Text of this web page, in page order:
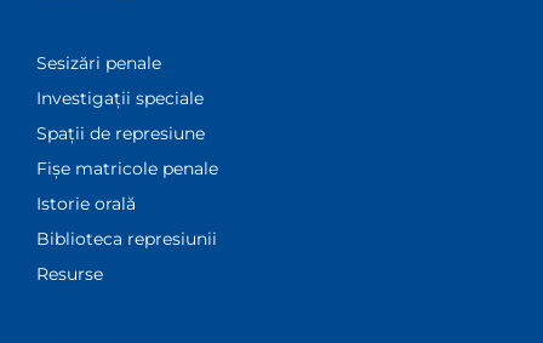
Sesizări penale
Investigații speciale
Spații de represiune
Fișe matricole penale
Istorie orală
Biblioteca represiunii
Resurse